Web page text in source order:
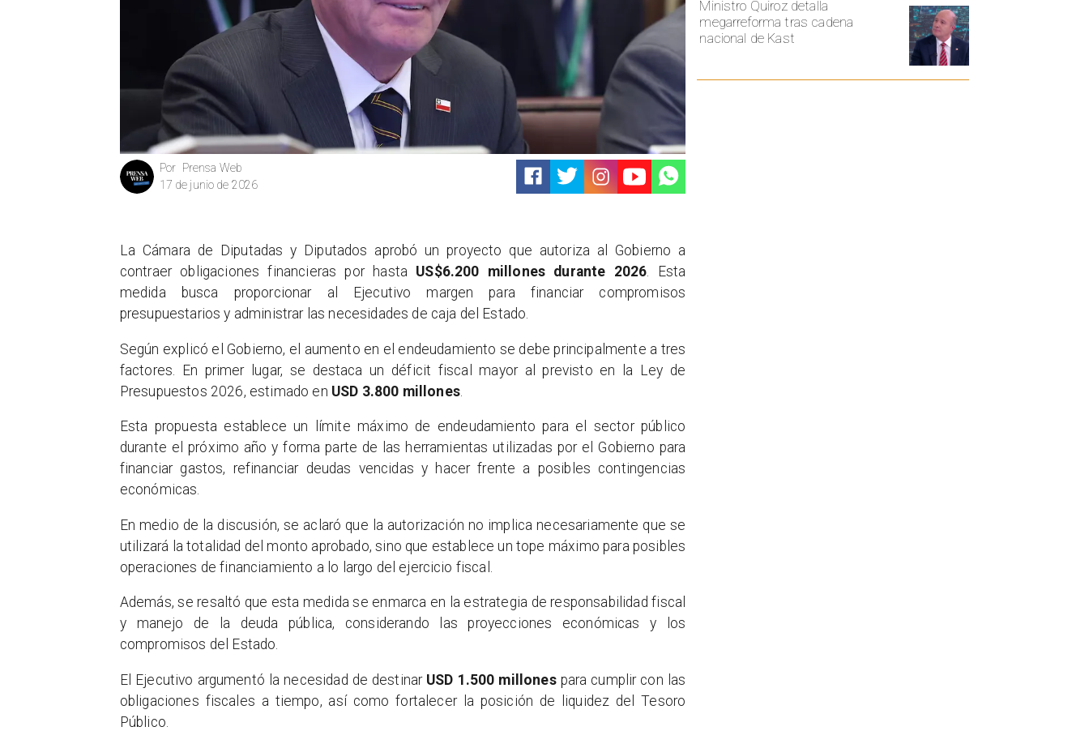
Prensa Web
Por
17 de junio de 2026
Ministro Quiroz detalla
megarreforma tras cadena
nacional de Kast
La Cámara de Diputadas y Diputados aprobó un proyecto que autoriza al Gobierno a
contraer obligaciones financieras por hasta US$6.200 millones durante 2026. Esta
medida busca proporcionar al Ejecutivo margen para financiar compromisos
presupuestarios y administrar las necesidades de caja del Estado.
Según explicó el Gobierno, el aumento en el endeudamiento se debe principalmente a tres
factores. En primer lugar, se destaca un déficit fiscal mayor al previsto en la Ley de
Presupuestos 2026, estimado en USD 3.800 millones.
Esta propuesta establece un límite máximo de endeudamiento para el sector público
durante el próximo año y forma parte de las herramientas utilizadas por el Gobierno para
financiar gastos, refinanciar deudas vencidas y hacer frente a posibles contingencias
económicas.
En medio de la discusión, se aclaró que la autorización no implica necesariamente que se
utilizará la totalidad del monto aprobado, sino que establece un tope máximo para posibles
operaciones de financiamiento a lo largo del ejercicio fiscal.
Además, se resaltó que esta medida se enmarca en la estrategia de responsabilidad fiscal
y manejo de la deuda pública, considerando las proyecciones económicas y los
compromisos del Estado.
El Ejecutivo argumentó la necesidad de destinar USD 1.500 millonespara cumplir con las
obligaciones fiscales a tiempo, así como fortalecer la posición de liquidez del Tesoro
Público.